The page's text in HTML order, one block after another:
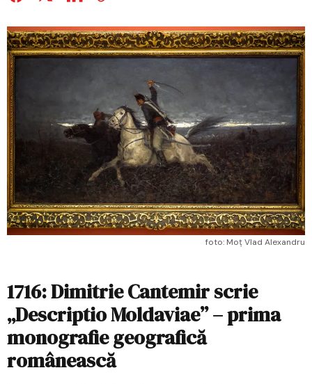
foto: Moț Vlad Alexandru
1716: Dimitrie Cantemir scrie
„Descriptio Moldaviae” – prima
monografie geografică
românească